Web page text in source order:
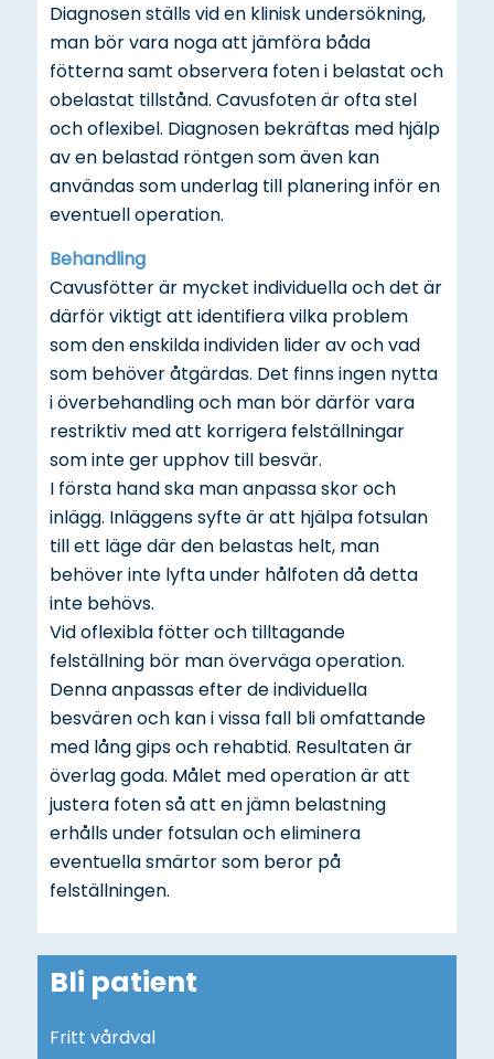
Diagnosen ställs vid en klinisk undersökning,
man bör vara noga att jämföra båda
fötterna samt observera foten i belastat och
obelastat tillstånd. Cavusfoten är ofta stel
och oflexibel. Diagnosen bekräftas med hjälp
av en belastad röntgen som även kan
användas som underlag till planering inför en
eventuell operation.
Behandling
Cavusfötter är mycket individuella och det är
därför viktigt att identifiera vilka problem
som den enskilda individen lider av och vad
som behöver åtgärdas. Det finns ingen nytta
i överbehandling och man bör därför vara
restriktiv med att korrigera felställningar
som inte ger upphov till besvär.
I första hand ska man anpassa skor och
inlägg. Inläggens syfte är att hjälpa fotsulan
till ett läge där den belastas helt, man
behöver inte lyfta under hålfoten då detta
inte behövs.
Vid oflexibla fötter och tilltagande
felställning bör man överväga operation.
Denna anpassas efter de individuella
besvären och kan i vissa fall bli omfattande
med lång gips och rehabtid. Resultaten är
överlag goda. Målet med operation är att
justera foten så att en jämn belastning
erhålls under fotsulan och eliminera
eventuella smärtor som beror på
felställningen.
Bli patient
Fritt vårdval